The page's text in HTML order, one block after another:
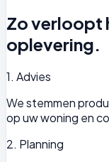
Zo verloopt
oplevering.
1. Advies
We stemmen
op uw woning en
2. Planning